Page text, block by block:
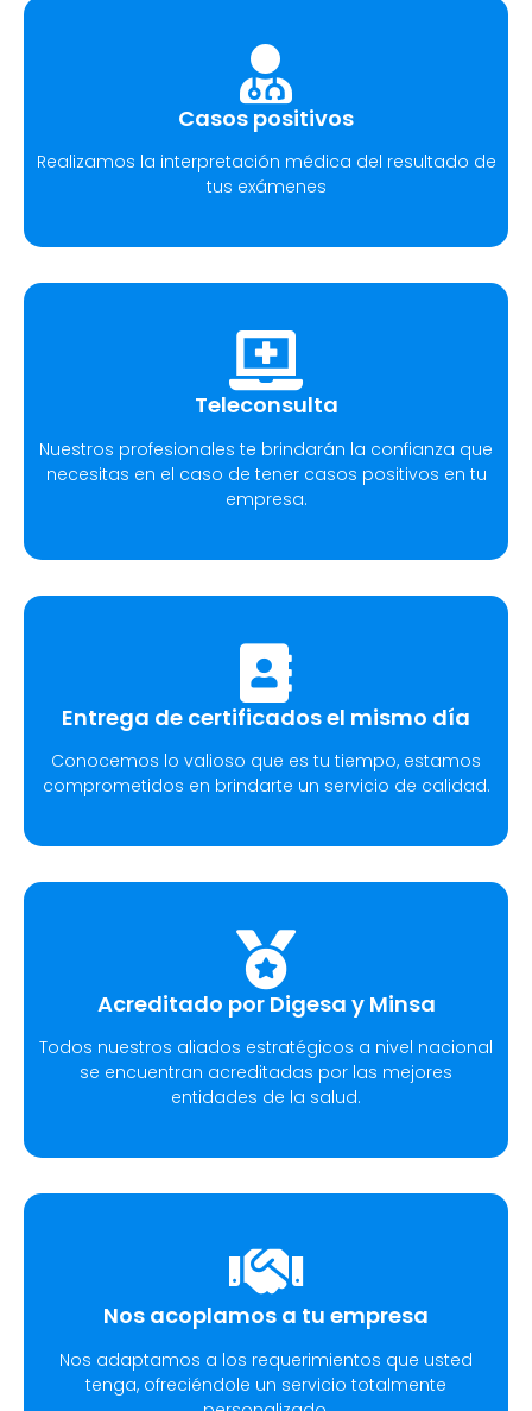
Casos positivos
Realizamos la interpretación médica del resultado de
tus exámenes
Teleconsulta
Nuestros profesionales te brindarán la confianza que
necesitas en el caso de tener casos positivos en tu
empresa.
Entrega de certificados el mismo día
Conocemos lo valioso que es tu tiempo, estamos
comprometidos en brindarte un servicio de calidad.
Acreditado por Digesa y Minsa​
Todos nuestros aliados estratégicos a nivel nacional
se encuentran acreditadas por las mejores
entidades de la salud.
Nos acoplamos a tu empresa
Nos adaptamos a los requerimientos que usted
tenga, ofreciéndole un servicio totalmente